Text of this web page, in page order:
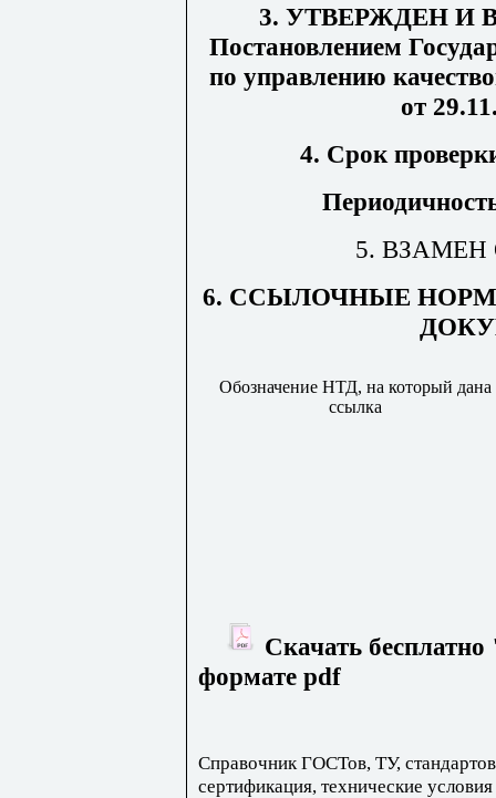
3. УТВЕРЖДЕН И
Постановлением
по управлению
от
4. Срок
5. ВЗАМЕН
6. ССЫЛОЧНЫЕ
Обозначение НТД, на который дана
ссылка
Скачать
формате pdf
Справочник ГОСТов, ТУ,
сертификация, технические условия